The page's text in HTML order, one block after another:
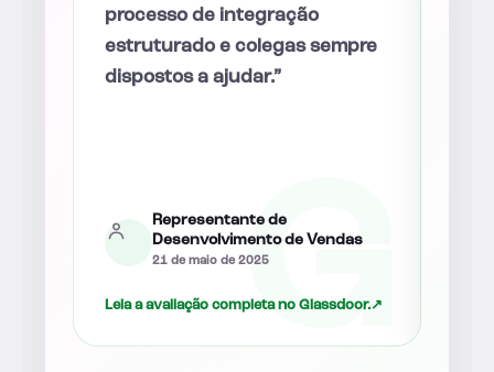
direção clara para o futuro.”
Vendas
12 de agosto de 2025
Leia a avaliação completa no Glassdoor.↗